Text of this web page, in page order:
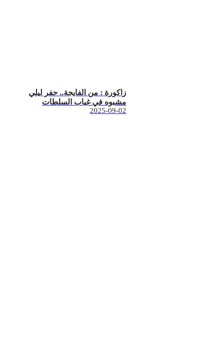
زاكورة : من الفايجة.. حفر ليلي
مشبوه في غياب السلطات
2025-09-02